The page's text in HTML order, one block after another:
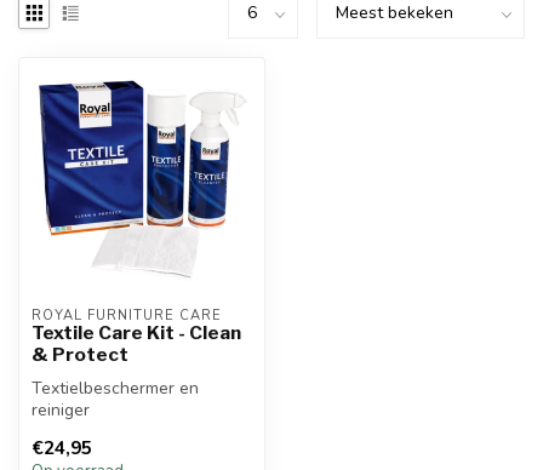
ROYAL FURNITURE CARE
Textile Care Kit - Clean
& Protect
Textielbeschermer en
reiniger
€24,95